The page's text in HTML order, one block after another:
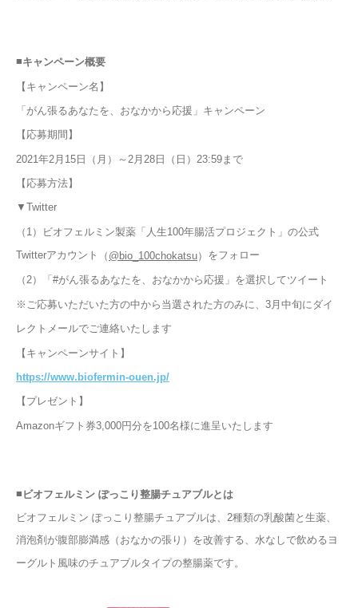
■キャンペーン概要
【キャンペーン名】
「がん張るあなたを、おなかから応援」キャンペーン
【応募期間】
2021年2月15日（月）～2月28日（日）23:59まで
【応募方法】
▼Twitter
（1）ビオフェルミン製薬「人生100年腸活プロジェクト」の公式
Twitterアカウント
（ @bio_100chokatsu） をフォロー
（2）「#がん張るあなたを、おなかから応援」を選択してツイート
※ご応募いただいた方の中から当選された方のみに、3月中旬にダイ
レクトメールでご連絡いたします
【キャンペーンサイト】
https://www.biofermin-ouen.jp/
【プレゼント】
Amazonギフト券3,000円分を100名様に進呈いたします
■ ビオフェルミン ぽっこり整腸チュアブルとは
ビオフェルミン ぽっこり整腸チュアブルは、2種類の乳酸菌と生薬、
消泡剤が腹部膨満感（おなかの張り）を改善する、水なしで飲めるヨ
ーグルト風味のチュアブルタイプの整腸薬です。